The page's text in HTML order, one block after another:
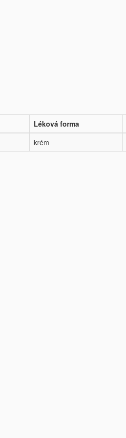
Léková forma
krém